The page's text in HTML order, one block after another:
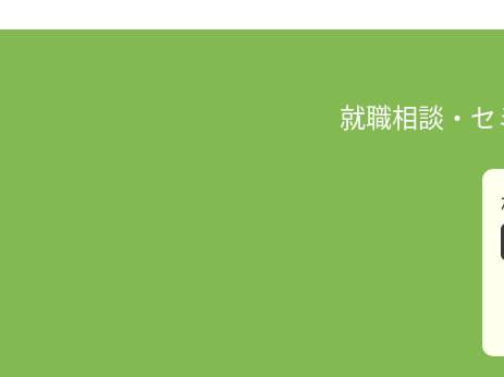
就職相談・